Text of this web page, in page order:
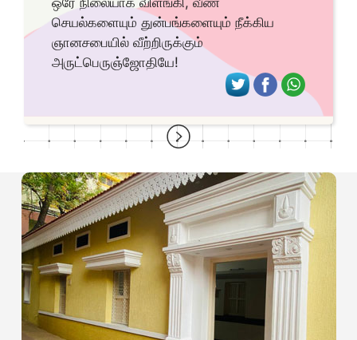
செயல்களையும் துன்பங்களையும் நீக்கிய
ஞானசபையில் வீற்றிருக்கும்
அருட்பெருஞ்ஜோதியே!